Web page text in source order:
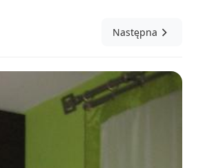
Następna